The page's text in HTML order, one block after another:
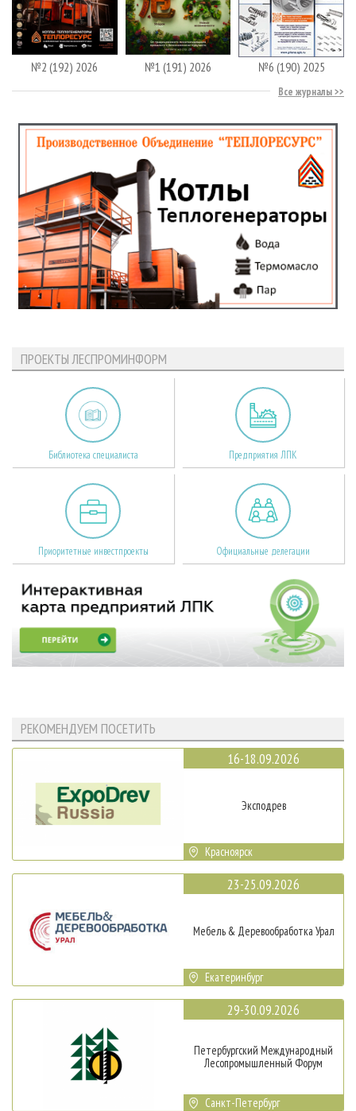
№2 (192) 2026 №1 (191) 2026 №6 (190) 2025
Все журналы
ПРОЕКТЫ ЛЕСПРОМИНФОРМ
Библиотека специалиста Предприятия ЛПК
Приоритетные инвестпроекты Официальные делегации
РЕКОМЕНДУЕМ ПОСЕТИТЬ
16-18.09.2026
Эксподрев
Красноярск
23-25.09.2026
Мебель & Деревообработка Урал
Екатеринбург
29-30.09.2026
Петербургский Международный
Лесопромышленный Форум
Санкт-Петербург